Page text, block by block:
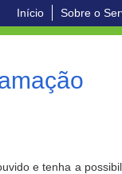
Início Sobre o
e tenha a